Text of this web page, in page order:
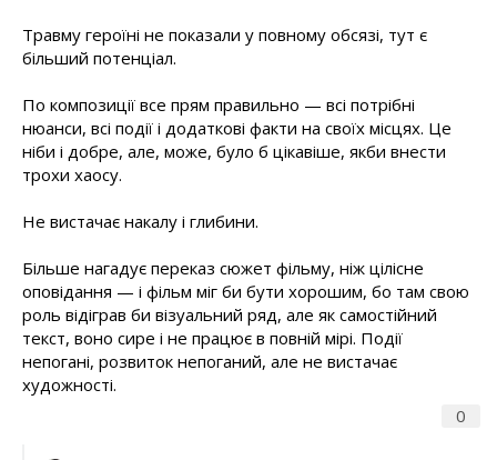
0
Травму героїні не показали у повному обсязі, тут є
більший потенціал.
По композиції все прям правильно — всі потрібні
нюанси, всі події і додаткові факти на своїх місцях. Це
ніби і добре, але, може, було б цікавіше, якби внести
трохи хаосу.
Не вистачає накалу і глибини.
Більше нагадує переказ сюжет фільму, ніж цілісне
оповідання — і фільм міг би бути хорошим, бо там свою
роль відіграв би візуальний ряд, але як самостійний
текст, воно сире і не працює в повній мірі. Події
непогані, розвиток непоганий, але не вистачає
художності.